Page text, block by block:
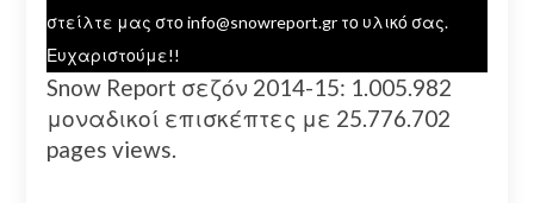
στείλτε μας στο info@snowreport.gr το υλικό σας.
Ευχαριστούμε!!
Snow Report σεζόν 2014-15: 1.005.982
μοναδικοί επισκέπτες με 25.776.702
pages views.